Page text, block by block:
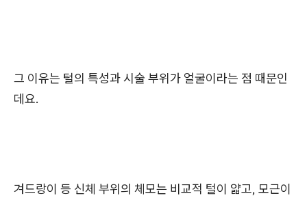
그 이유는 털의 특성과 시술 부위가 얼굴이라는 점 때문인
데요.
겨드랑이 등 신체 부위의 체모는 비교적 털이 얇고, 모근이